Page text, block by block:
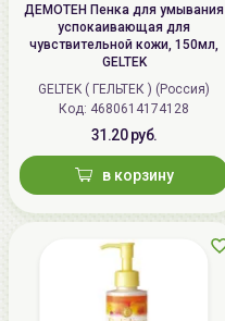
ДЕМОТЕН Пенка для умывания
успокаивающая для
чувствительной кожи, 150мл,
GELTEK
GELTEK ( ГЕЛЬТЕК ) (Россия)
Код: 4680614174128
31.20 руб.
в корзину